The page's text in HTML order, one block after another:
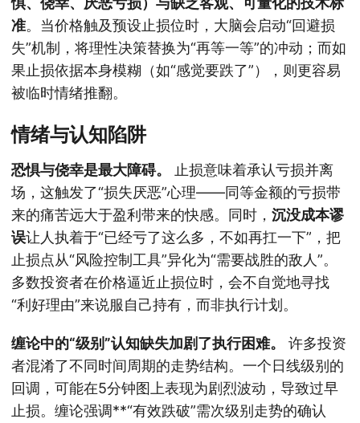
准。当价格触及预设止损位时，大脑会启动“回避损
失”机制，将理性决策替换为“再等一等”的冲动；而如
果止损依据本身模糊（如“感觉要跌了”），则更容易
被临时情绪推翻。
情绪与认知陷阱
恐惧与侥幸是最大障碍。
止损意味着承认亏损并离
场，这触发了“损失厌恶”心理——同等金额的亏损带
来的痛苦远大于盈利带来的快感。同时， 沉没成本谬
误让人执着于“已经亏了这么多，不如再扛一下”，把
止损点从“风险控制工具”异化为“需要战胜的敌人”。
多数投资者在价格逼近止损位时，会不自觉地寻找
“利好理由”来说服自己持有，而非执行计划。
缠论中的“级别”认知缺失加剧了执行困难。
许多投资
者混淆了不同时间周期的走势结构。一个日线级别的
回调，可能在5分钟图上表现为剧烈波动，导致过早
止损。缠论强调**“有效跌破”需次级别走势的确认